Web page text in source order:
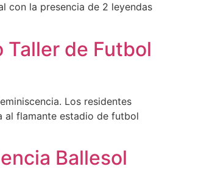
con la presencia de 2 leyendas
Taller de Futbol
Los residentes
al flamante estadio de futbol
Ballesol